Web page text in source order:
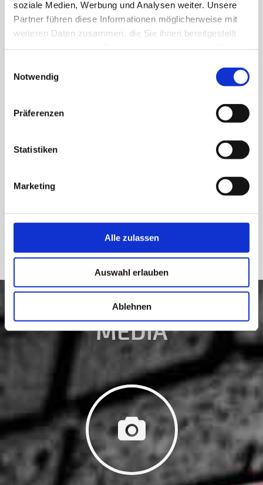
soziale Medien, Werbung und Analysen weiter. Unsere
Partner führen diese Informationen möglicherweise mit
weiteren Daten zusammen, die Sie ihnen bereitgestellt
Notwendig
Präferenzen
Statistiken
Marketing
Alle zulassen
Auswahl erlauben
Ablehnen
DRUMS | VOCALS
KEYBOARDS | VOCALS
MEDIA